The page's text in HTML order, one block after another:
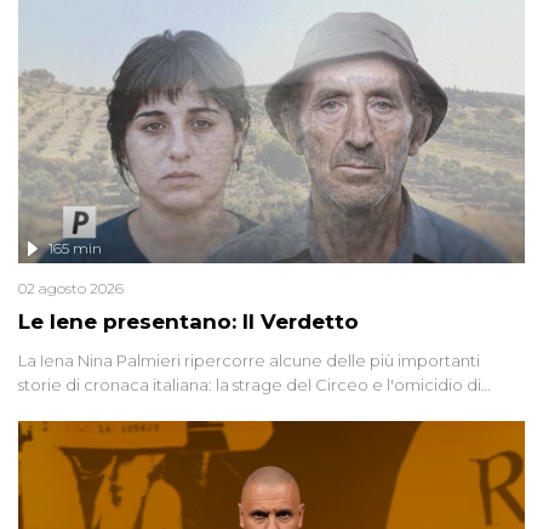
Le Iene presentano: Il Verdetto
165 min
02 agosto 2026
La Iena Nina Palmieri ripercorre alcune delle più importanti
storie di cronaca italiana: la strage del Circeo e l'omicidio di